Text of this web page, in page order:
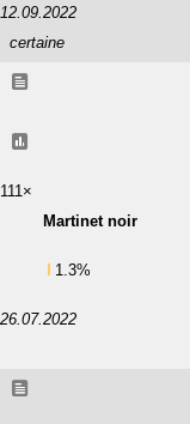
12.09.2022
certaine
111×
Martinet noir
1.3%
26.07.2022